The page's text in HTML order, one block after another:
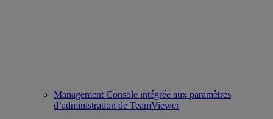
Management Console intégrée aux paramètres
d’administration de TeamViewer